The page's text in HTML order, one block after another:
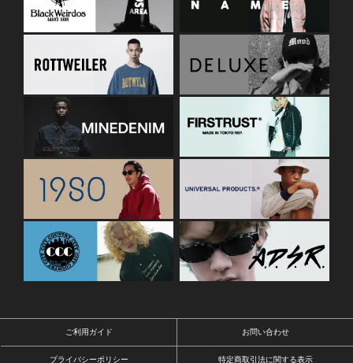
ご利用ガイド お問い合わせ
プライバシーポリシー 特定商取引法に関する表示